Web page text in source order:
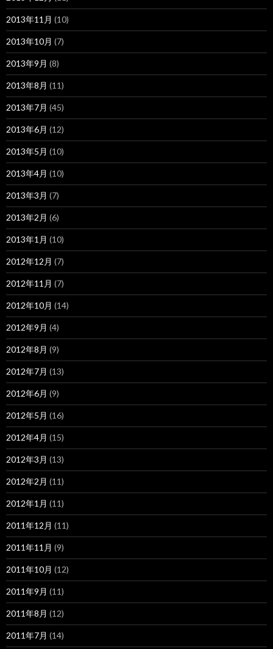
2013年11月 (10)
2013年10月 (7)
2013年9月 (8)
2013年8月 (11)
2013年7月 (45)
2013年6月 (12)
2013年5月 (10)
2013年4月 (10)
2013年3月 (7)
2013年2月 (6)
2013年1月 (10)
2012年12月 (7)
2012年11月 (7)
2012年10月 (14)
2012年9月 (4)
2012年8月 (9)
2012年7月 (13)
2012年6月 (9)
2012年5月 (16)
2012年4月 (15)
2012年3月 (13)
2012年2月 (11)
2012年1月 (11)
2011年12月 (11)
2011年11月 (9)
2011年10月 (12)
2011年9月 (11)
2011年8月 (12)
2011年7月 (14)